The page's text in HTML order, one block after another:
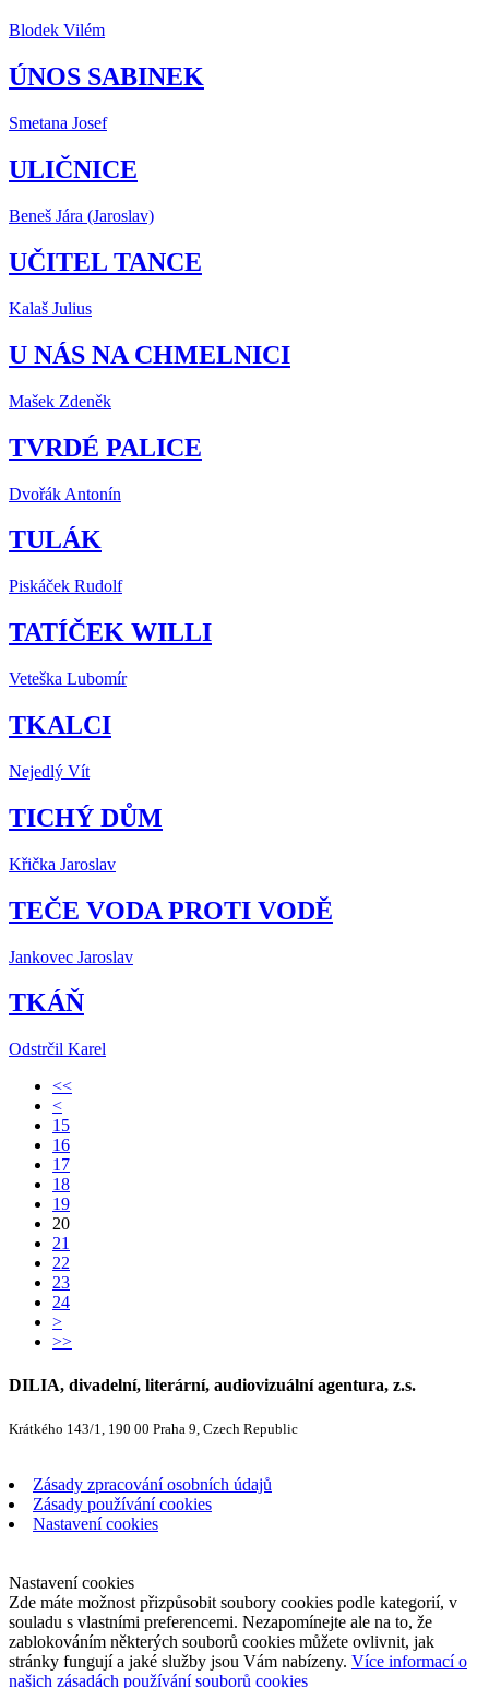
Blodek Vilém
ÚNOS SABINEK
Smetana Josef
ULIČNICE
Beneš Jára (Jaroslav)
UČITEL TANCE
Kalaš Julius
U NÁS NA CHMELNICI
Mašek Zdeněk
TVRDÉ PALICE
Dvořák Antonín
TULÁK
Piskáček Rudolf
TATÍČEK WILLI
Veteška Lubomír
TKALCI
Nejedlý Vít
TICHÝ DŮM
Křička Jaroslav
TEČE VODA PROTI VODĚ
Jankovec Jaroslav
TKÁŇ
Odstrčil Karel
<<
<
15
16
17
18
19
20
21
22
23
24
>
>>
DILIA, divadelní, literární, audiovizuální agentura, z.s.
Krátkého 143/1, 190 00 Praha 9, Czech Republic
Zásady zpracování osobních údajů
Zásady používání cookies
Nastavení cookies
Nastavení cookies
Zde máte možnost přizpůsobit soubory cookies podle kategorií, v
souladu s vlastními preferencemi. Nezapomínejte ale na to, že
zablokováním některých souborů cookies můžete ovlivnit, jak
stránky fungují a jaké služby jsou Vám nabízeny. Více informací o
našich zásadách používání souborů cookies